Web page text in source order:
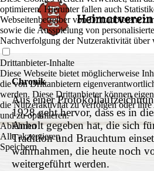
Chronik
Aus einer
1928 geht hervor, dass es in
Anholt gegeben hat, die sich
Tradition und Brauchtum
wahrnahmen, die heute noch
weitergeführt werden.
optimieren. Hierunter fallen auch
Webseitenbetreiber von Drittanbietern
sowie die Ausspielung von
Nachverfolgung der Nutzeraktivität über
Drittanbieter-Inhalte
Diese Webseite bietet möglicherweise
die von Drittanbietern
werden. Diese Drittanbieter können
die Nutzeraktivität zu verfolgen oder ihre
und zu optimieren.
Ablehnen
Alle akzeptieren
Speichern